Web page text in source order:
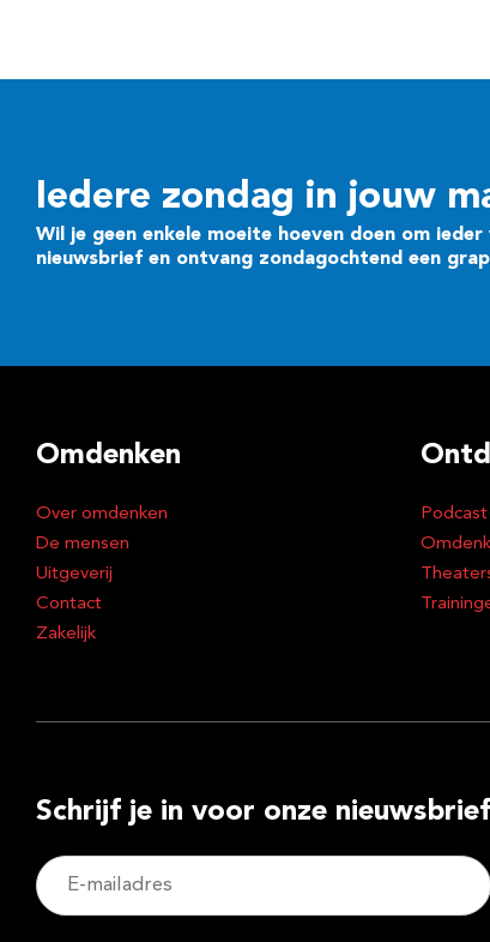
Iedere zondag in jouw
Wil je geen enkele moeite hoeven doen om
nieuwsbrief en ontvang zondagochtend een
Omdenken
Over omdenken
De mensen
Uitgeverij
Contact
Zakelijk
Podcast
Schrijf je in voor onze nieuwsbrief
E-
mailadres